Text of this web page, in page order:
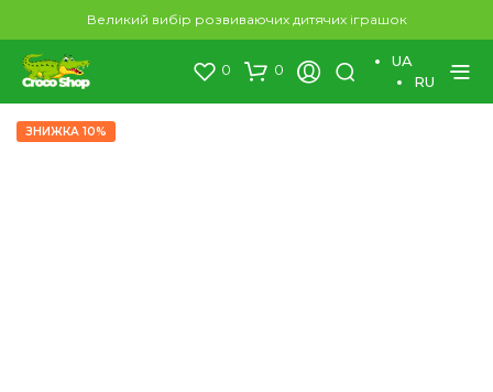
Великий вибір розвиваючих дитячих іграшок
0 0
UA
RU
ЗНИЖКА 10%